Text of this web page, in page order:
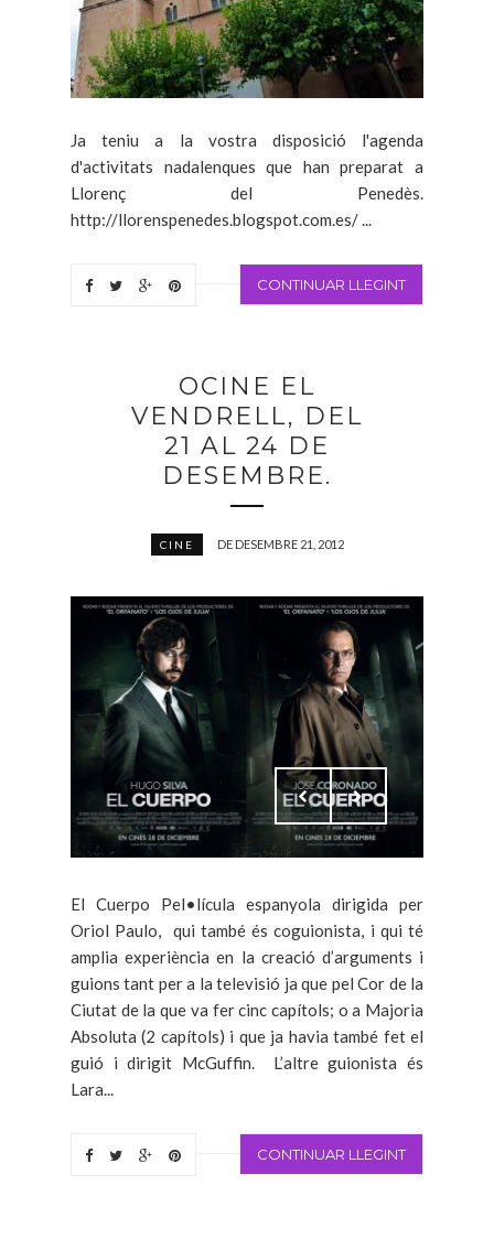
Ja teniu a la vostra disposició l'agenda
d'activitats nadalenques que han preparat a
Llorenç del Penedès.
http://llorenspenedes.blogspot.com.es/ ...
CONTINUAR LLEGINT
OCINE EL
VENDRELL, DEL
21 AL 24 DE
DESEMBRE.
CINE DE DESEMBRE 21, 2012
El Cuerpo Pel•lícula espanyola dirigida per
Oriol Paulo, qui també és coguionista, i qui té
amplia experiència en la creació d’arguments i
guions tant per a la televisió ja que pel Cor de la
Ciutat de la que va fer cinc capítols; o a Majoria
Absoluta (2 capítols) i que ja havia també fet el
guió i dirigit McGuffin. L’altre guionista és
Lara...
CONTINUAR LLEGINT